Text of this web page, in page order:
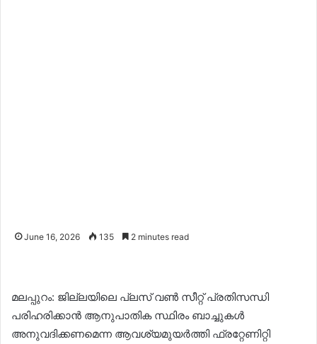
June 16, 2026 135 2 minutes read
മലപ്പുറം: ജില്ലയിലെ പ്ലസ് വൺ സീറ്റ് പ്രതിസന്ധി
പരിഹരിക്കാൻ ആനുപാതിക സ്ഥിരം ബാച്ചുകൾ
അനുവദിക്കണമെന്ന ആവശ്യമുയർത്തി ഫ്രറ്റേണിറ്റി